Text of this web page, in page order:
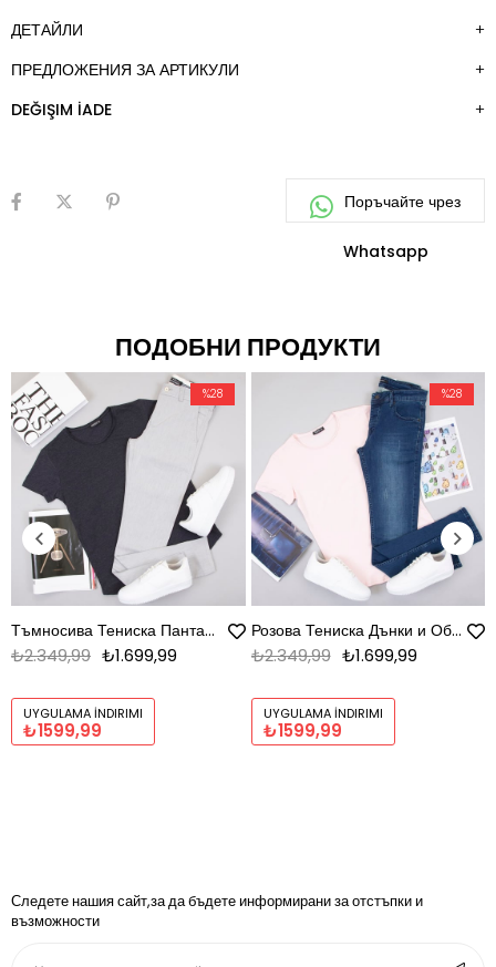
ДЕТАЙЛИ
ПРЕДЛОЖЕНИЯ ЗА АРТИКУЛИ
DEĞIŞIM İADE
ПОДОБНИ ПРОДУКТИ
Тъмносива Тениска Панталон и Обувки Комплект
₺1.699,99
₺2.349,99
UYGULAMA İNDIRIMI
₺1599,99
%28
Розова Тениска Дънки и Обувки Комплект
₺1.699,99
₺2.349,99
UYGULAMA İNDIRIMI
₺1599,99
%28
Следете нашия сайт,за да бъдете информирани за отстъпки и
възможности